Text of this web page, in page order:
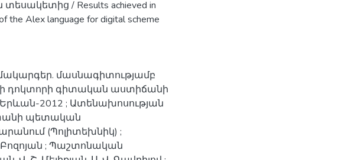
/ Results achieved in
the Alex language for digital scheme
մասնագիտությամբ
դոկտորի գիտական աստիճանի
2012 ; Ատենախոսության
պետական
(Պոլիտեխնիկ) ;
; Պաշտոնական